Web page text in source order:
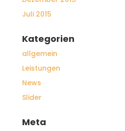
Juli 2015
Kategorien
allgemein
Leistungen
News
Slider
Meta